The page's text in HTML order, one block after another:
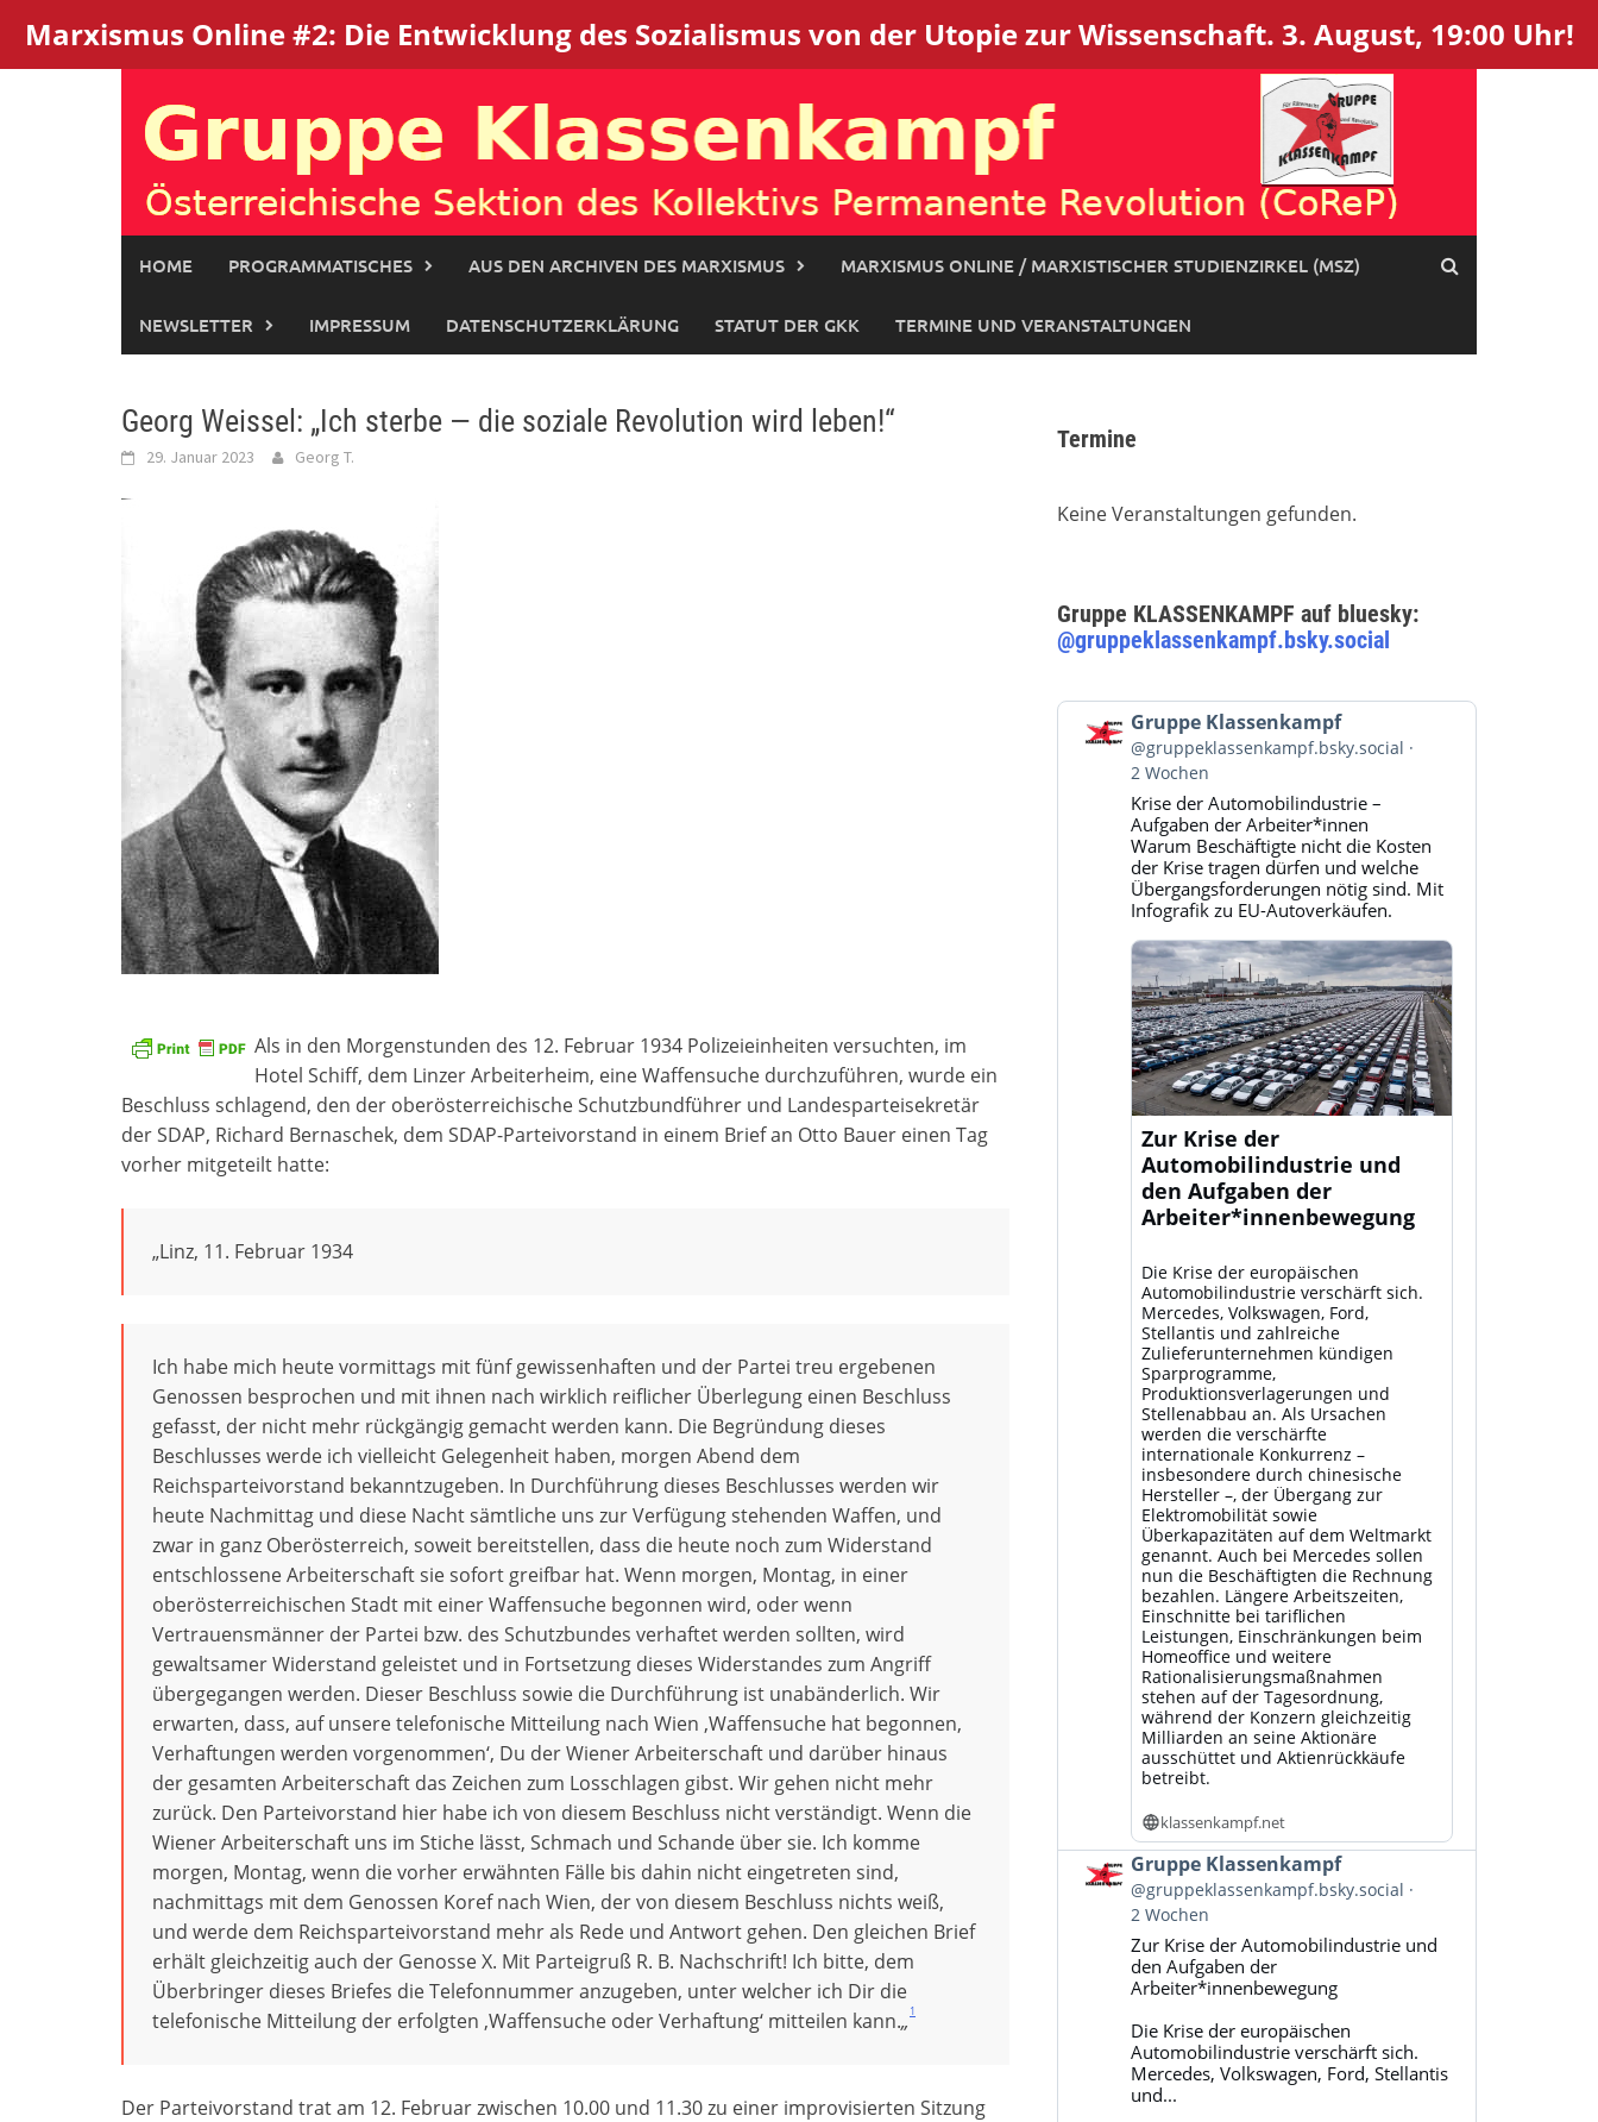
Marxismus Online #2: Die Entwicklung des Sozialismus von der Utopie zur Wissenschaft. 3. August, 19:00 Uhr!
HOME PROGRAMMATISCHES AUS DEN ARCHIVEN DES MARXISMUS MARXISMUS ONLINE / MARXISTISCHER STUDIENZIRKEL (MSZ)
NEWSLETTER IMPRESSUM DATENSCHUTZERKLÄRUNG STATUT DER GKK TERMINE UND VERANSTALTUNGEN
Georg Weissel: „Ich sterbe — die soziale Revolution wird leben!“
29. Januar 2023 Georg T.
Als in den Morgenstunden des 12. Februar 1934 Polizeieinheiten versuchten, im
Hotel Schiff, dem Linzer Arbeiterheim, eine Waffensuche durchzuführen, wurde ein
Beschluss schlagend, den der oberösterreichische Schutzbundführer und Landesparteisekretär
der SDAP, Richard Bernaschek, dem SDAP-Parteivorstand in einem Brief an Otto Bauer einen Tag
vorher mitgeteilt hatte:
„Linz, 11. Februar 1934
Ich habe mich heute vormittags mit fünf gewissenhaften und der Partei treu ergebenen
Genossen besprochen und mit ihnen nach wirklich reiflicher Überlegung einen Beschluss
gefasst, der nicht mehr rückgängig gemacht werden kann. Die Begründung dieses
Beschlusses werde ich vielleicht Gelegenheit haben, morgen Abend dem
Reichsparteivorstand bekanntzugeben. In Durchführung dieses Beschlusses werden wir
heute Nachmittag und diese Nacht sämtliche uns zur Verfügung stehenden Waffen, und
zwar in ganz Oberösterreich, soweit bereitstellen, dass die heute noch zum Widerstand
entschlossene Arbeiterschaft sie sofort greifbar hat. Wenn morgen, Montag, in einer
oberösterreichischen Stadt mit einer Waffensuche begonnen wird, oder wenn
Vertrauensmänner der Partei bzw. des Schutzbundes verhaftet werden sollten, wird
gewaltsamer Widerstand geleistet und in Fortsetzung dieses Widerstandes zum Angriff
übergegangen werden. Dieser Beschluss sowie die Durchführung ist unabänderlich. Wir
erwarten, dass, auf unsere telefonische Mitteilung nach Wien ‚Waffensuche hat begonnen,
Verhaftungen werden vorgenommen‘, Du der Wiener Arbeiterschaft und darüber hinaus
der gesamten Arbeiterschaft das Zeichen zum Losschlagen gibst. Wir gehen nicht mehr
zurück. Den Parteivorstand hier habe ich von diesem Beschluss nicht verständigt. Wenn die
Wiener Arbeiterschaft uns im Stiche lässt, Schmach und Schande über sie. Ich komme
morgen, Montag, wenn die vorher erwähnten Fälle bis dahin nicht eingetreten sind,
nachmittags mit dem Genossen Koref nach Wien, der von diesem Beschluss nichts weiß,
und werde dem Reichsparteivorstand mehr als Rede und Antwort gehen. Den gleichen Brief
erhält gleichzeitig auch der Genosse X. Mit Parteigruß R. B. Nachschrift! Ich bitte, dem
Überbringer dieses Briefes die Telefonnummer anzugeben, unter welcher ich Dir die
telefonische Mitteilung der erfolgten ‚Waffensuche oder Verhaftung‘ mitteilen kann.„ 1
Der Parteivorstand trat am 12. Februar zwischen 10.00 und 11.30 zu einer improvisierten Sitzung
Termine
Keine Veranstaltungen gefunden.
Gruppe KLASSENKAMPF auf bluesky:
@gruppeklassenkampf.bsky.social
Beitrag
von
Gruppe
Klassenkampf
Bluesky
ansehen
Gruppe Klassenkampf
@gruppeklassenkampf.bsky.social
2 Wochen
Krise der Automobilindustrie –
Aufgaben der Arbeiter*innen
Warum Beschäftigte nicht die Kosten
der Krise tragen dürfen und welche
Übergangsforderungen nötig sind. Mit
Infografik zu EU-Autoverkäufen.
Zur Krise der
Automobilindustrie und
den Aufgaben der
Arbeiter*innenbewegung
Die Krise der europäischen
Automobilindustrie verschärft sich.
Mercedes, Volkswagen, Ford,
Stellantis und zahlreiche
Zulieferunternehmen kündigen
Sparprogramme,
Produktionsverlagerungen und
Stellenabbau an. Als Ursachen
werden die verschärfte
internationale Konkurrenz –
insbesondere durch chinesische
Hersteller –, der Übergang zur
Elektromobilität sowie
Überkapazitäten auf dem Weltmarkt
genannt. Auch bei Mercedes sollen
nun die Beschäftigten die Rechnung
bezahlen. Längere Arbeitszeiten,
Einschnitte bei tariflichen
Leistungen, Einschränkungen beim
Homeoffice und weitere
Rationalisierungsmaßnahmen
stehen auf der Tagesordnung,
während der Konzern gleichzeitig
Milliarden an seine Aktionäre
ausschüttet und Aktienrückkäufe
betreibt.
klassenkampf.net
Beitrag
von
Gruppe
Klassenkampf
Bluesky
Gruppe Klassenkampf
@gruppeklassenkampf.bsky.social
2 Wochen
Zur Krise der Automobilindustrie und
den Aufgaben der
Arbeiter*innenbewegung
Die Krise der europäischen
Automobilindustrie verschärft sich.
Mercedes, Volkswagen, Ford, Stellantis
und...